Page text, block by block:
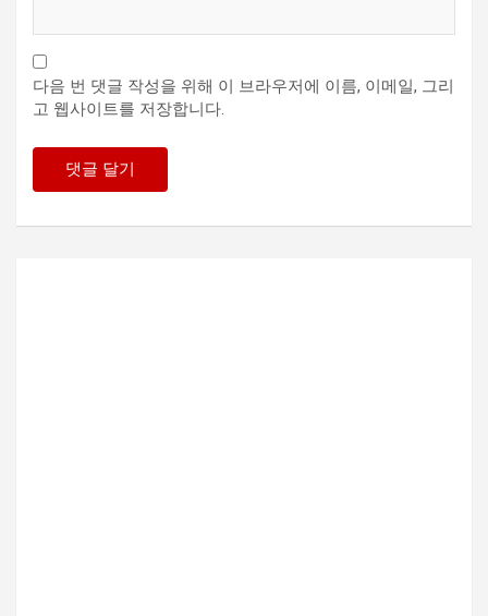
다음 번 댓글 작성을 위해 이 브라우저에 이름, 이메일, 그리
고 웹사이트를 저장합니다.